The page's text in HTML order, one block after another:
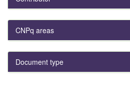
CNPq areas
Document type